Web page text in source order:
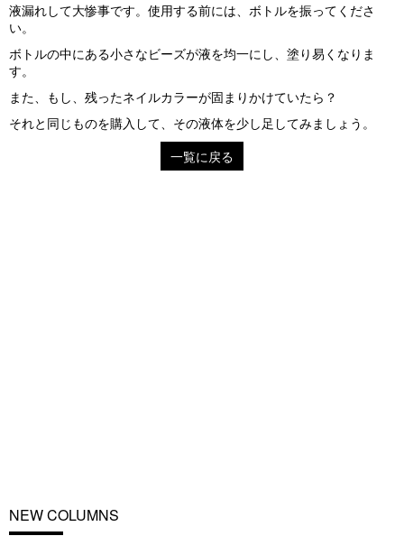
液漏れして大惨事です。使用する前には、ボトルを振ってくださ
い。
ボトルの中にある小さなビーズが液を均一にし、塗り易くなりま
す。
また、もし、残ったネイルカラーが固まりかけていたら？
それと同じものを購入して、その液体を少し足してみましょう。
一覧に戻る
NEW COLUMNS